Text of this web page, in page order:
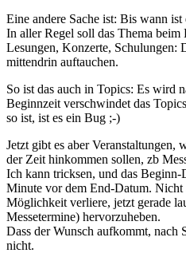
Eine andere Sache ist: Bis wann
In aller Regel soll das Thema
Lesungen, Konzerte, Schulungen:
mittendrin auftauchen.
So ist das auch in Topics: Es wird
Beginnzeit verschwindet das
so ist, ist es ein Bug ;-)
Jetzt gibt es aber Veranstaltungen,
der Zeit hinkommen sollen, zb
Ich kann tricksen, und das Beginn-
Minute vor dem End-Datum. Nicht
Möglichkeit verliere, jetzt gerade
Messetermine) hervorzuheben.
Dass der Wunsch aufkommt, nach
nicht.